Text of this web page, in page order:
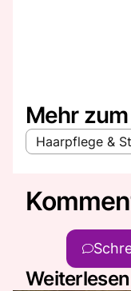
Mehr
Haarpflege &
Weiterlesen